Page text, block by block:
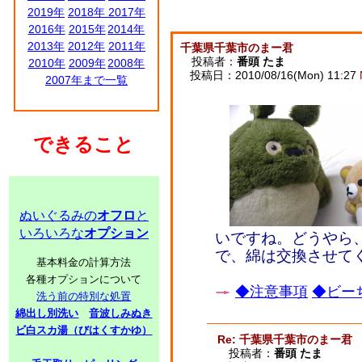
2019年 2018年 2017年
2016年 2015年 2014年
2013年 2012年 2011年
2010年 2009年 2008年
2007年まで一覧
できること
ぬいぐるみのオフロ と
いろいろなオプション
基本料金の計算方法
各種オプションについて
洗う前の特別な処置
綿出し別洗い
音波しみぬき
ビ白スカ湯（びはくすかゆ）
千葉県千葉市のまー君
投稿者： 番頭 たま
投稿日：2010/08/16(Mon) 11:27
いですね。どうやら
で、綿は交換させて
◆注意事項 ◆ビー
Re: 千葉県千葉市のまー君
投稿者： 番頭 たま